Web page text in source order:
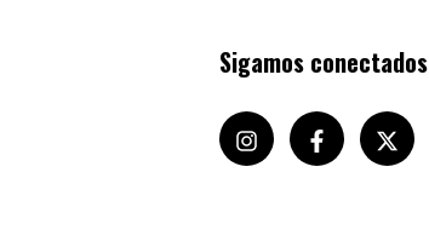
Sigamos conectados